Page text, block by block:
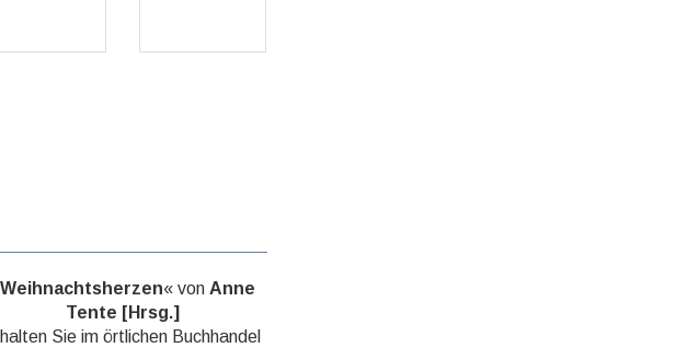
Weihnachtsherzen« von Anne
Tente [Hrsg.]
Sie im örtlichen Buchhandel